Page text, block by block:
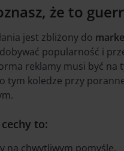
że to
jest zbliżony do
popularność i
reklamy musi być na
tym koledze przy
to:
na chwytliwym pomyśle,